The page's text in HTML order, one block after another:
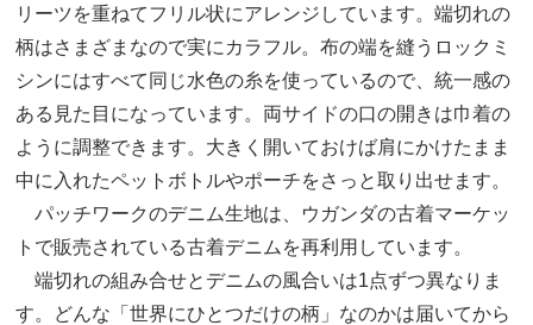
リーツを重ねてフリル状にアレンジしています。端切れの
柄はさまざまなので実にカラフル。布の端を縫うロックミ
シンにはすべて同じ水色の糸を使っているので、統一感の
ある見た目になっています。両サイドの口の開きは巾着の
ように調整できます。大きく開いておけば肩にかけたまま
中に入れたペットボトルやポーチをさっと取り出せます。
パッチワークのデニム生地は、ウガンダの古着マーケッ
トで販売されている古着デニムを再利用しています。
端切れの組み合せとデニムの風合いは1点ずつ異なりま
す。どんな「世界にひとつだけの柄」なのかは届いてから